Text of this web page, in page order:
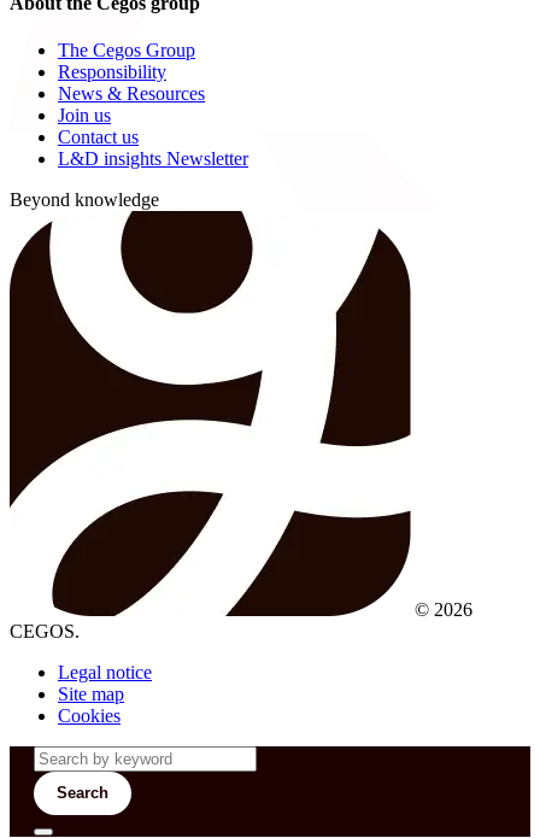
The Cegos Group
Responsibility
News & Resources
Join us
Contact us
L&D insights Newsletter
Beyond knowledge
© 2026
CEGOS.
Legal notice
Site map
Cookies
Search